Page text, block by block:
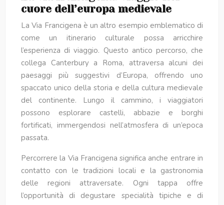
cuore dell’europa medievale
La Via Francigena è un altro esempio emblematico di
come un itinerario culturale possa arricchire
l’esperienza di viaggio. Questo antico percorso, che
collega Canterbury a Roma, attraversa alcuni dei
paesaggi più suggestivi d’Europa, offrendo uno
spaccato unico della storia e della cultura medievale
del continente. Lungo il cammino, i viaggiatori
possono esplorare castelli, abbazie e borghi
fortificati, immergendosi nell’atmosfera di un’epoca
passata.
Percorrere la Via Francigena significa anche entrare in
contatto con le tradizioni locali e la gastronomia
delle regioni attraversate. Ogni tappa offre
l’opportunità di degustare specialità tipiche e di